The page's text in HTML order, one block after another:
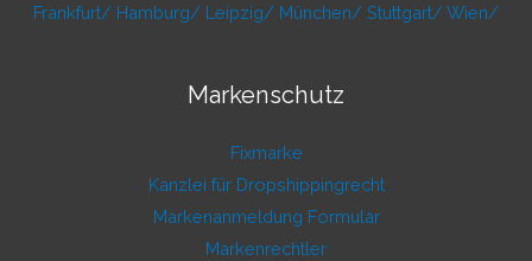
Frankfurt/ Hamburg/ Leipzig/ München/ Stuttgart/ Wien/
Markenschutz
Fixmarke
Kanzlei für Dropshippingrecht
Markenanmeldung Formular
Markenrechtler